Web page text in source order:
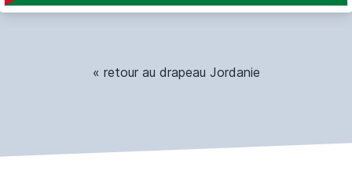
« retour au drapeau Jordanie